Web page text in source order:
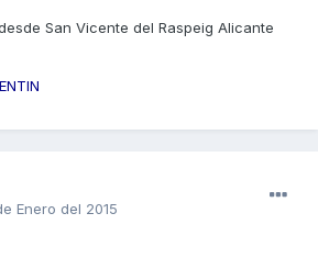
San Vicente del Raspeig Alicante
Enero del 2015